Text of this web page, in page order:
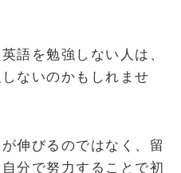
語を勉強しない人は、
ないのかもしれませ
伸びるのではなく、留
分で努力することで初